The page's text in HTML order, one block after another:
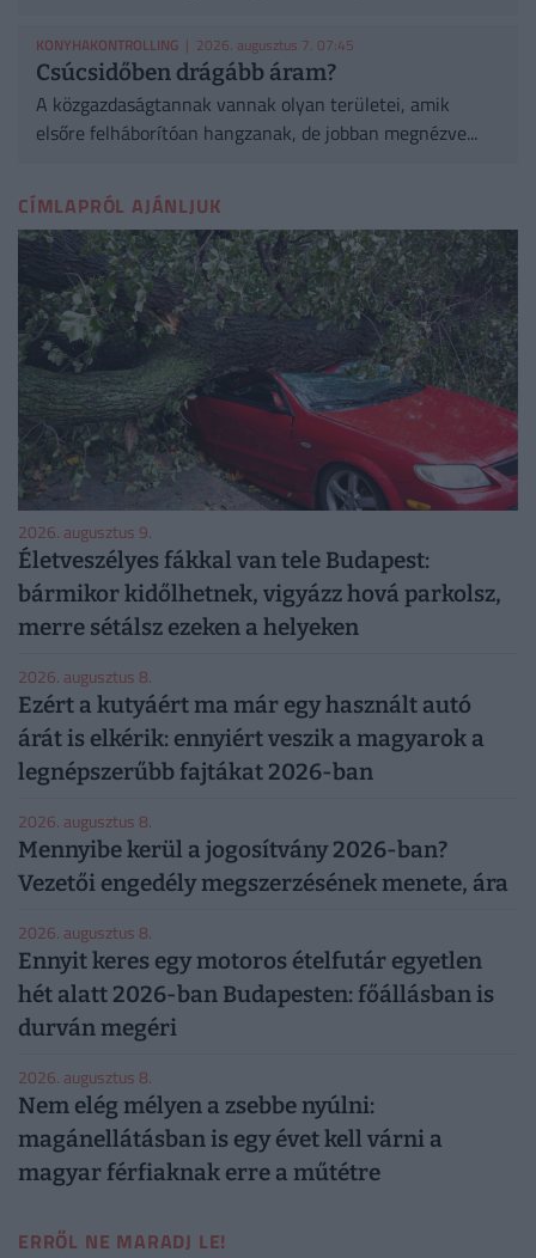
KONYHAKONTROLLING | 2026. augusztus 7. 07:45
Csúcsidőben drágább áram?
A közgazdaságtannak vannak olyan területei, amik
elsőre felháborítóan hangzanak, de jobban megnézve...
CÍMLAPRÓL AJÁNLJUK
2026. augusztus 9.
Életveszélyes fákkal van tele Budapest:
bármikor kidőlhetnek, vigyázz hová parkolsz,
merre sétálsz ezeken a helyeken
2026. augusztus 8.
Ezért a kutyáért ma már egy használt autó
árát is elkérik: ennyiért veszik a magyarok a
legnépszerűbb fajtákat 2026-ban
2026. augusztus 8.
Mennyibe kerül a jogosítvány 2026-ban?
Vezetői engedély megszerzésének menete, ára
2026. augusztus 8.
Ennyit keres egy motoros ételfutár egyetlen
hét alatt 2026-ban Budapesten: főállásban is
durván megéri
2026. augusztus 8.
Nem elég mélyen a zsebbe nyúlni:
magánellátásban is egy évet kell várni a
magyar férfiaknak erre a műtétre
ERRŐL NE MARADJ LE!